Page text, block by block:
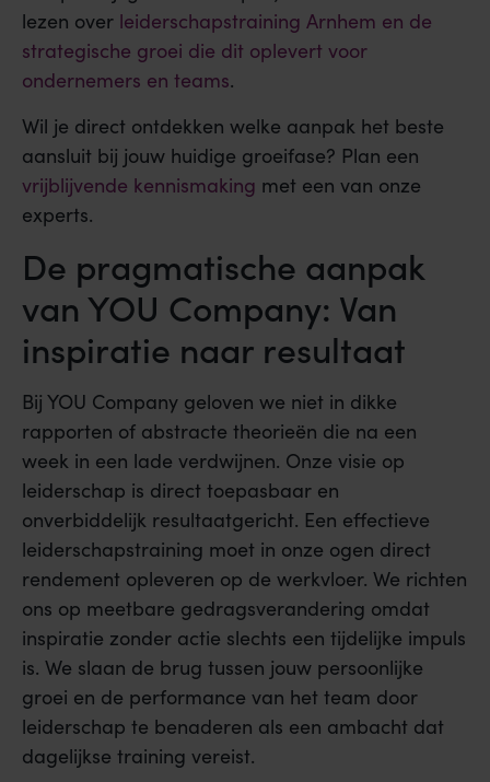
lezen over leiderschapstraining Arnhem en de
strategische groei die dit oplevert voor
ondernemers en teams.
Wil je direct ontdekken welke aanpak het beste
aansluit bij jouw huidige groeifase? Plan een
vrijblijvende kennismaking met een van onze
experts.
De pragmatische aanpak
van YOU Company: Van
inspiratie naar resultaat
Bij YOU Company geloven we niet in dikke
rapporten of abstracte theorieën die na een
week in een lade verdwijnen. Onze visie op
leiderschap is direct toepasbaar en
onverbiddelijk resultaatgericht. Een effectieve
leiderschapstraining moet in onze ogen direct
rendement opleveren op de werkvloer. We richten
ons op meetbare gedragsverandering omdat
inspiratie zonder actie slechts een tijdelijke impuls
is. We slaan de brug tussen jouw persoonlijke
groei en de performance van het team door
leiderschap te benaderen als een ambacht dat
dagelijkse training vereist.